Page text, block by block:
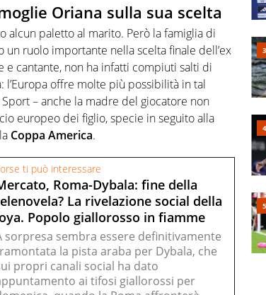
Oriana sulla sua scelta
alcun paletto al marito. Però la famiglia di
un ruolo importante nella scelta finale dell’ex
e cantante, non ha infatti compiuti salti di
l’Europa offre molte più possibilità in tal
– anche la madre del giocatore non
europeo dei figlio, specie in seguito alla
Coppa America.
ti può interessare
Roma-Dybala: fine della
La rivelazione social della
Popolo giallorosso in fiamme
sorpresa sembra essere definitivamente
la pista araba per Dybala, che
propri canali social ha dato
ai tifosi giallorossi per